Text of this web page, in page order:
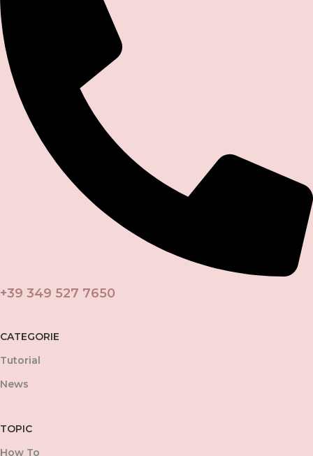
+39 349 527 7650
CATEGORIE
Tutorial
News
TOPIC
How To